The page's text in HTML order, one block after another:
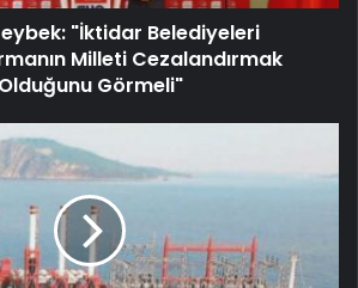
"İktidar Belediyeleri
Milleti Cezalandırmak
Olduğunu Görmeli"